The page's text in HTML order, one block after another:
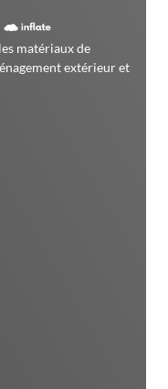
matériaux de
extérieur et